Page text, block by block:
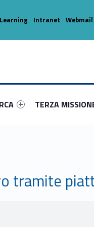
primary-39999-16
#link-menu-
Link identifier
TERZA
Intranet Webmail
tramite